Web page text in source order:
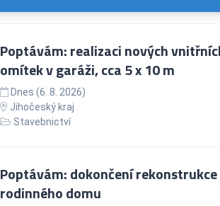
Poptávám: realizaci nových
omítek v garáži, cca 5 x 10 m
Dnes (6. 8. 2026)
Jihočeský kraj
Stavebnictví
Poptávám: dokončení rekonstrukce
rodinného domu